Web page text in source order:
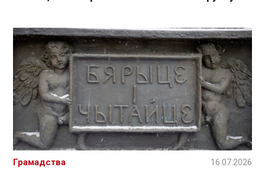
Грамадства 16.07.2026